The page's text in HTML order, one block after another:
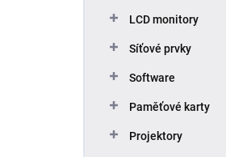
LCD monitory
Síťové prvky
Software
Paměťové karty
Projektory